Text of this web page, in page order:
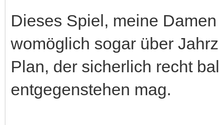
Dieses Spiel, meine
womöglich sogar über
Plan, der sicherlich recht
entgegenstehen mag.